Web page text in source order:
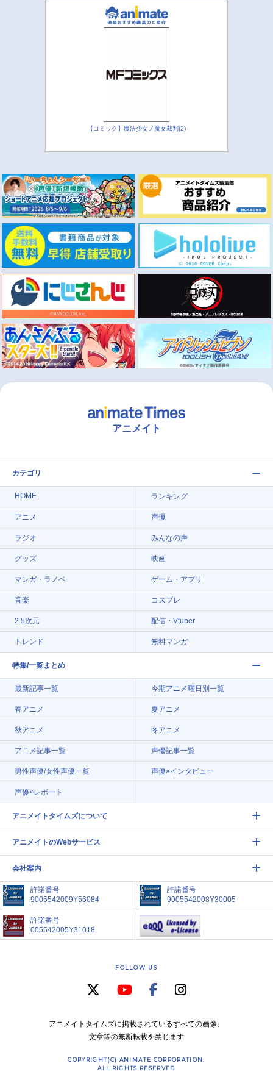
【コミック】魔法少女ノ魔女裁判(2)
アニメイト
カテゴリ
HOME ランキング
アニメ 声優
ラジオ みんなの声
グッズ 映画
マンガ・ラノベ ゲーム・アプリ
音楽 コスプレ
2.5次元 配信・Vtuber
トレンド 無料マンガ
特集/一覧まとめ
最新記事一覧 今期アニメ曜日別一覧
春アニメ 夏アニメ
秋アニメ 冬アニメ
アニメ記事一覧 声優記事一覧
男性声優/女性声優一覧 声優×インタビュー
声優×レポート
アニメイトタイムズについて
アニメイトのWebサービス
会社案内
許諾番号
9005542009Y56084
許諾番号
9005542008Y30005
許諾番号
005542005Y31018
FOLLOW US
アニメイトタイムズに掲載されているすべての画像、
文章等の無断転載を禁じます
COPYRIGHT(C) ANIMATE CORPORATION.
ALL RIGHTS RESERVED